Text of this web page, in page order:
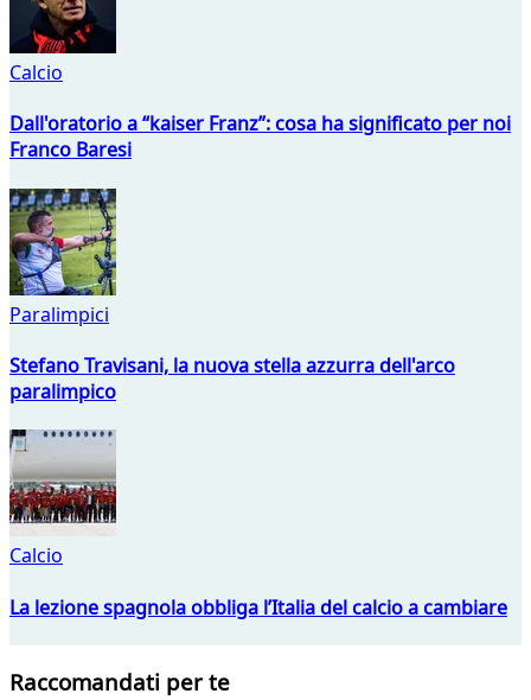
Calcio
Dall'oratorio a “kaiser Franz”: cosa ha significato per noi
Franco Baresi
Paralimpici
Stefano Travisani, la nuova stella azzurra dell'arco
paralimpico
Calcio
La lezione spagnola obbliga l’Italia del calcio a cambiare
Raccomandati per te